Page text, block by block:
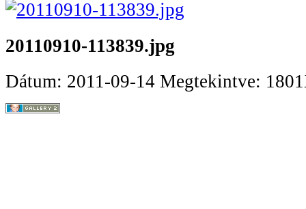
20110910-113839.jpg
Dátum: 2011-09-14 Megtekintve: